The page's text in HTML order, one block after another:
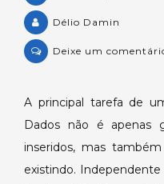
Délio Damin
Deixe um
A principal tarefa de
Dados não é apenas
inseridos, mas
existindo.